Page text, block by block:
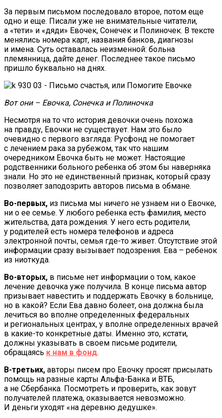
За первым письмом последовало второе, потом еще
одно и еще. Писали уже не внимательные читатели,
а «тети» и «дяди» Евочек, Сонечек и Полиночек. В тексте
менялись номера карт, названия банков, диагнозы
и имена. Суть оставалась неизменной: больна
племянница, дайте денег. Последнее такое письмо
пришло буквально на днях.
Вот они – Евочка, Сонечка и Полиночка
Несмотря на то что история девочки очень похожа
на правду, Евочки не существует. Нам это было
очевидно с первого взгляда: Русфонд не помогает
с лечением рака за рубежом, так что нашим
очередником Евочка быть не может. Настоящие
родственники больного ребенка об этом бы наверняка
знали. Но это не единственный признак, который сразу
позволяет заподозрить авторов письма в обмане.
Во-первых, из письма мы ничего не узнаем ни о Евочке,
ни о ее семье. У любого ребенка есть фамилия, место
жительства, дата рождения. У него есть родители,
у родителей есть номера телефонов и адреса
электронной почты, семья где-то живет. Отсутствие этой
информации сразу вызывает подозрения. Ева – ребенок
из ниоткуда.
Во-вторых, в письме нет информации о том, какое
лечение девочка уже получила. В конце письма автор
призывает навестить и поддержать Евочку в больнице,
но в какой? Если Ева давно болеет, она должна была
лечиться во вполне определенных федеральных
и региональных центрах, у вполне определенных врачей
в какие-то конкретные даты. Именно это, кстати,
должны указывать в своем письме родители,
обращаясь к нам в фонд.
В-третьих, авторы писем про Евочку просят присылать
помощь на разные карты Альфа-Банка и ВТБ,
а не Сбербанка. Посмотреть и проверить, как зовут
получателей платежа, оказывается невозможно.
И деньги уходят «на деревню дедушке».